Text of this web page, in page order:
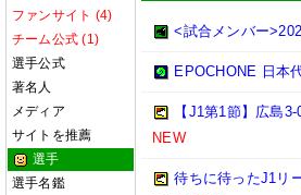
ファンサイト (4)
チーム公式 (1)
選手公式
著名人
メディア
サイトを推薦
選手
選手名鑑
<試合メンバー
EPOCHONE 日本
【J1第1節】広島
NEW
待ちに待ったJ1リ